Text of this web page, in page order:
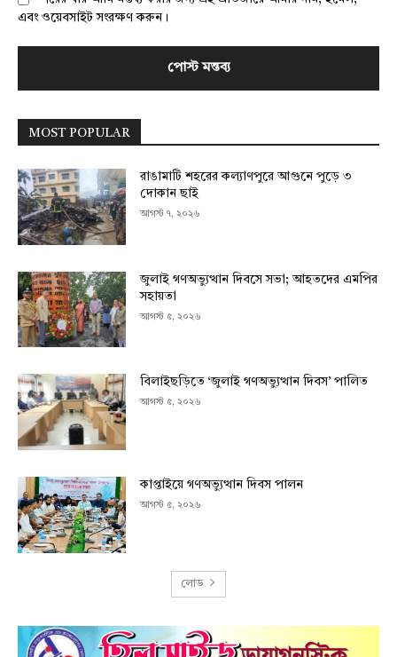
এবং ওয়েবসাইট সংরক্ষণ করুন।
MOST POPULAR
রাঙামাটি শহরের কল্যাণপুরে আগুনে পুড়ে ৩
দোকান ছাই
আগস্ট ৭, ২০২৬
জুলাই গণঅভ্যুত্থান দিবসে সভা; আহতদের এমপির
সহায়তা
আগস্ট ৫, ২০২৬
বিলাইছড়িতে ‘জুলাই গণঅভ্যুত্থান দিবস’ পালিত
আগস্ট ৫, ২০২৬
কাপ্তাইয়ে গণঅভ্যুত্থান দিবস পালন
আগস্ট ৫, ২০২৬
লোড